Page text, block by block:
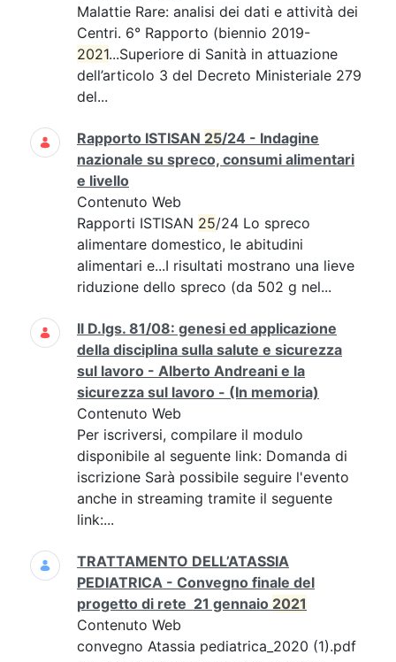
Malattie Rare: analisi dei dati e attività dei
Centri. 6° Rapporto (biennio 2019-
2021...Superiore di Sanità in attuazione
dell’articolo 3 del Decreto Ministeriale 279
del...
Rapporto ISTISAN 25/24 - Indagine
nazionale su spreco, consumi alimentari
e livello
Contenuto Web
Rapporti ISTISAN 25/24 Lo spreco
alimentare domestico, le abitudini
alimentari e...I risultati mostrano una lieve
riduzione dello spreco (da 502 g nel...
Il D.lgs. 81/08: genesi ed applicazione
della disciplina sulla salute e sicurezza
sul lavoro - Alberto Andreani e la
sicurezza sul lavoro - (In memoria)
Contenuto Web
Per iscriversi, compilare il modulo
disponibile al seguente link: Domanda di
iscrizione Sarà possibile seguire l'evento
anche in streaming tramite il seguente
link:...
TRATTAMENTO DELL’ATASSIA
PEDIATRICA - Convegno finale del
progetto di rete 21 gennaio 2021
Contenuto Web
convegno Atassia pediatrica_2020 (1).pdf